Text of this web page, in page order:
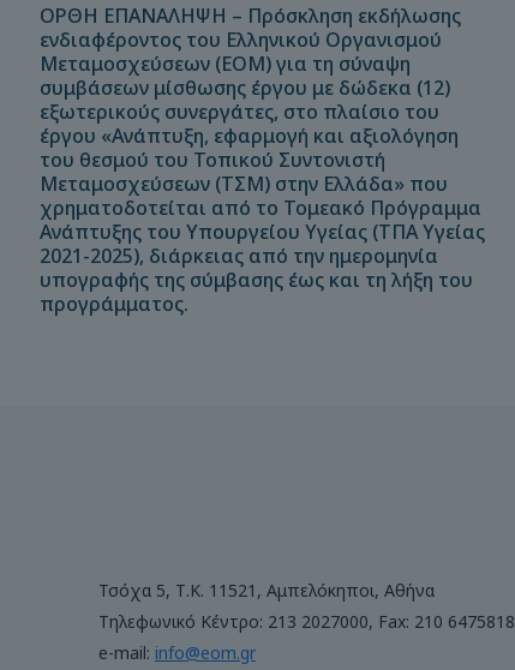
ΟΡΘΗ ΕΠΑΝΑΛΗΨΗ – Πρόσκληση εκδήλωσης
ενδιαφέροντος του Ελληνικού Οργανισμού
Μεταμοσχεύσεων (ΕΟΜ) για τη σύναψη
συμβάσεων μίσθωσης έργου με δώδεκα (12)
εξωτερικούς συνεργάτες, στο πλαίσιο του
έργου «Ανάπτυξη, εφαρμογή και αξιολόγηση
του θεσμού του Τοπικού Συντονιστή
Μεταμοσχεύσεων (ΤΣΜ) στην Ελλάδα» που
χρηματοδοτείται από το Τομεακό Πρόγραμμα
Ανάπτυξης του Υπουργείου Υγείας (ΤΠΑ Υγείας
2021-2025), διάρκειας από την ημερομηνία
υπογραφής της σύμβασης έως και τη λήξη του
προγράμματος.
Τσόχα 5, Τ.Κ. 11521, Αμπελόκηποι, Αθήνα
Τηλεφωνικό Κέντρο: 213 2027000, Fax: 210 6475818
e-mail: info@eom.gr